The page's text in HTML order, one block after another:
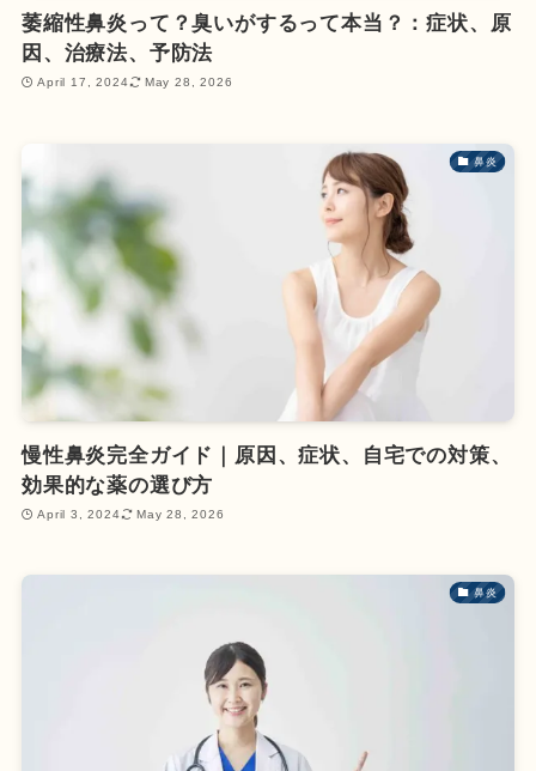
萎縮性鼻炎って？臭いがするって本当？：症状、原
因、治療法、予防法
April 17, 2024 May 28, 2026
鼻炎
慢性鼻炎完全ガイド｜原因、症状、自宅での対策、
効果的な薬の選び方
April 3, 2024 May 28, 2026
鼻炎